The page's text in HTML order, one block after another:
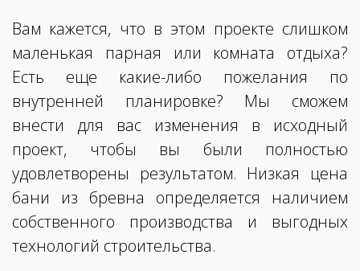
Вам кажется, что в этом проекте слишком
маленькая парная или комната отдыха?
Есть еще какие-либо пожелания по
внутренней планировке? Мы сможем
внести для вас изменения в исходный
проект, чтобы вы были полностью
удовлетворены результатом. Низкая цена
бани из бревна определяется наличием
собственного производства и выгодных
технологий строительства.